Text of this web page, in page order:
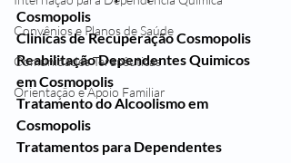
Convênios e Planos de Saúde
Comunidades Terapêuticas
Orientação e Apoio Familiar
Cosmopolis
Clinicas de Recuperação Cosmopolis
Reabilitação Dependentes Quimicos
em Cosmopolis
Tratamento do Alcoolismo em
Cosmopolis
Tratamentos para Dependentes